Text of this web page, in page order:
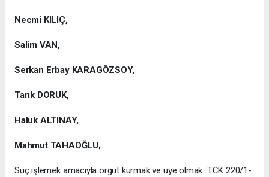
Necmi KILIÇ,
Salim VAN,
Serkan Erbay KARAGÖZSOY,
Tarık DORUK,
Haluk ALTINAY,
Mahmut TAHAOĞLU,
Suç işlemek amacıyla örgüt kurmak ve üye olmak TCK 220/1-